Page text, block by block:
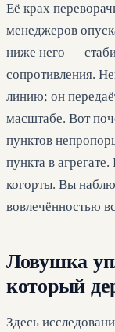
Её крах
менеджеров
ниже него —
сопротивления.
линию; он
масштабе. Вот
пунктов
пункта в
когорты. Вы
вовлечённостью
Ловушка
который
Здесь